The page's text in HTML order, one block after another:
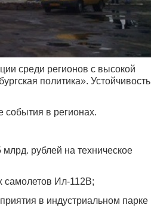
среди регионов с высокой
политика». Устойчивость
события в регионах.
рублей на техническое
самолетов Ил-112В;
в индустриальном парке